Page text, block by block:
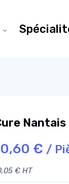
Nantais
€ /
€ HT